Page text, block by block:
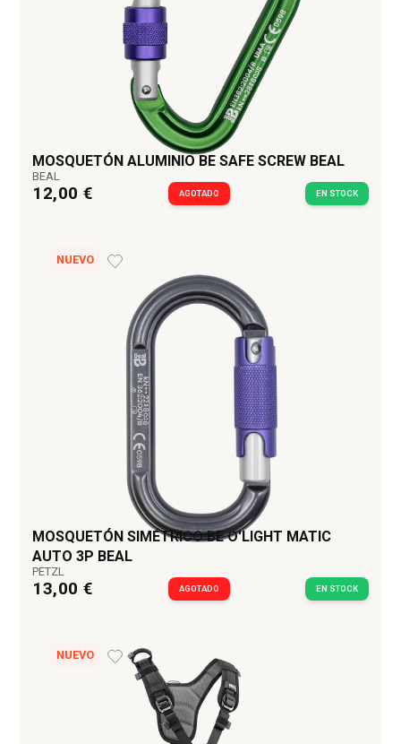
MOSQUETÓN ALUMINIO BE SAFE SCREW BEAL
BEAL
12,00 € AGOTADO EN STOCK
NUEVO
MOSQUETÓN SIMÉTRICO BE O'LIGHT MATIC
AUTO 3P BEAL
PETZL
13,00 € AGOTADO EN STOCK
NUEVO